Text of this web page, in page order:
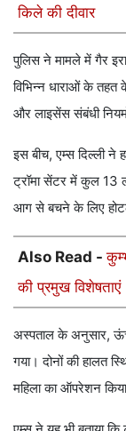
किले की दीवार
पुलिस ने मामले में गैर
विभिन्न धाराओं के तहत
और लाइसेंस संबंधी
इस बीच, एम्स दिल्ली ने
ट्रॉमा सेंटर में कुल 13
आग से बचने के लिए
Also Read -
की प्रमुख विशेषताएं
अस्पताल के अनुसार,
गया। दोनों की हालत
महिला का ऑपरेशन